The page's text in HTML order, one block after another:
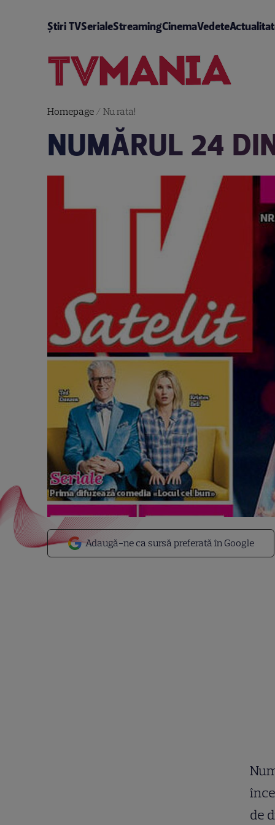
Știri TVSerialeStreamingCinemaVedete
Homepage/ Nu rata!
NUMĂRUL 24
Adaugă-ne ca sursă preferată în Google
de